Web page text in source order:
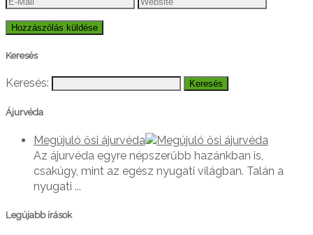
Keresés
Keresés:
Ájurvéda
Megújuló ősi ájurvéda
Az ájurvéda egyre népszerűbb hazánkban is,
csakúgy, mint az egész nyugati világban. Talán a
nyugati ...
Legújabb írások